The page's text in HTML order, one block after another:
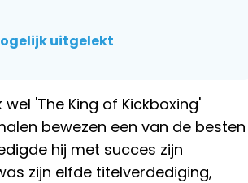
uitgelekt
'The King of Kickboxing'
bewezen een van de besten
hij met succes zijn
zijn elfde titelverdediging,